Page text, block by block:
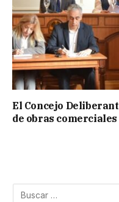
El Concejo
de obras comerciales